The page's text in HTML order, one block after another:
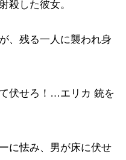
殺した彼女。
、残る一人に襲われ身
伏せろ！…エリカ 銃を
に怯み、男が床に伏せ